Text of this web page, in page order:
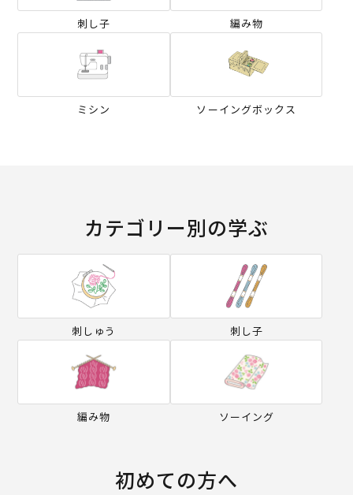
刺し子 編み物
ミシン ソーイングボックス
カテゴリー別の学ぶ
刺しゅう 刺し子
編み物 ソーイング
初めての方へ